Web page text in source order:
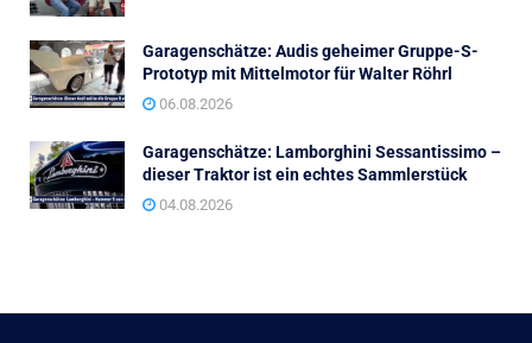
Garagenschätze: Audis geheimer Gruppe-S-
Prototyp mit Mittelmotor für Walter Röhrl
06.08.2026
Garagenschätze: Lamborghini Sessantissimo –
dieser Traktor ist ein echtes Sammlerstück
04.08.2026